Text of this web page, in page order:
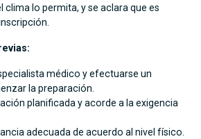
clima lo permita, y se aclara que es
médico y efectuarse un
la preparación.
planificada y acorde a la exigencia
adecuada de acuerdo al nivel físico.